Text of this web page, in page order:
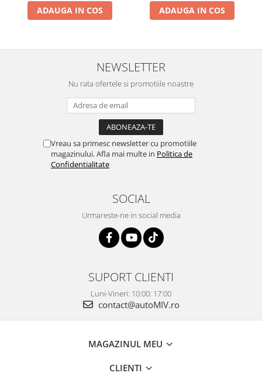
ADAUGA IN COS ADAUGA IN COS
NEWSLETTER
Nu rata ofertele si promotiile noastre
Vreau sa primesc newsletter cu promotiile
magazinului. Afla mai multe in Politica de
Confidentialitate
SOCIAL
Urmareste-ne in social media
SUPORT CLIENTI
Luni-Vineri: 10:00: 17:00
contact@autoMIV.ro
MAGAZINUL MEU
CLIENTI